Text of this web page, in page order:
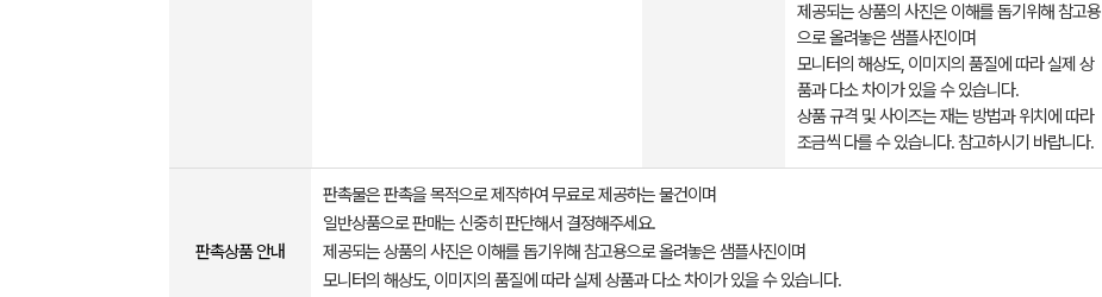
제공되는 상품의 사진은 이해를 돕기위해 참고용
으로 올려놓은 샘플사진이며
모니터의 해상도, 이미지의 품질에 따라 실제 상
품과 다소 차이가 있을 수 있습니다.
상품 규격 및 사이즈는 재는 방법과 위치에 따라
조금씩 다를 수 있습니다. 참고하시기 바랍니다.
판촉상품 안내
판촉물은 판촉을 목적으로 제작하여 무료로 제공하는 물건이며
일반상품으로 판매는 신중히 판단해서 결정해주세요.
제공되는 상품의 사진은 이해를 돕기위해 참고용으로 올려놓은 샘플사진이며
모니터의 해상도, 이미지의 품질에 따라 실제 상품과 다소 차이가 있을 수 있습니다.